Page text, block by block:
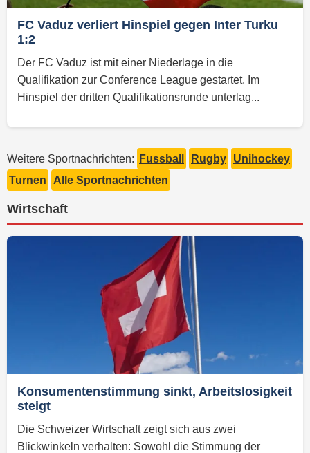
FC Vaduz verliert Hinspiel gegen Inter Turku
1:2
Der FC Vaduz ist mit einer Niederlage in die
Qualifikation zur Conference League gestartet. Im
Hinspiel der dritten Qualifikationsrunde unterlag...
Weitere Sportnachrichten: Fussball Rugby
Unihockey
Turnen
Alle Sportnachrichten
Wirtschaft
Konsumentenstimmung sinkt, Arbeitslosigkeit
steigt
Die Schweizer Wirtschaft zeigt sich aus zwei
Blickwinkeln verhalten: Sowohl die Stimmung der